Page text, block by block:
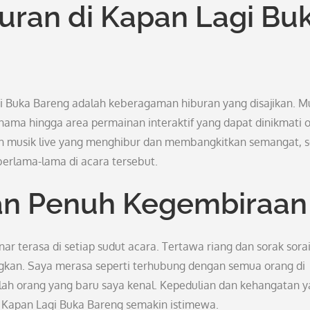
di Kapan Lagi
Bareng adalah keberagaman hiburan yang disajikan.
hingga area permainan interaktif yang dapat dinikmati
live yang menghibur dan membangkitkan semangat,
lama di acara tersebut.
Penuh Kegembiraan
terasa di setiap sudut acara. Tertawa riang dan sorak sorai
Saya merasa seperti terhubung dengan semua orang di
orang yang baru saya kenal. Kepedulian dan kehangatan
Lagi Buka Bareng semakin istimewa.